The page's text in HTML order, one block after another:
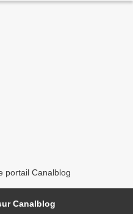
portail Canalblog
Canalblog